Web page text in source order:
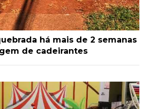
há mais de 2 semanas
de cadeirantes